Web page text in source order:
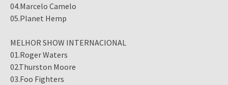
04.Marcelo Camelo
05.Planet Hemp
MELHOR SHOW INTERNACIONAL
01.Roger Waters
02.Thurston Moore
03.Foo Fighters